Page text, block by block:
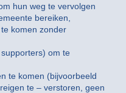
hun weg te vervolgen
bereiken,
komen zonder
om te
te komen (bijvoorbeeld
te – verstoren, geen